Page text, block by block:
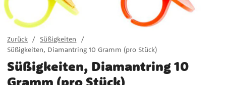
Zurück
Süßigkeiten
Süßigkeiten, Diamantring 10 Gramm (pro Stück)
Süßigkeiten, Diamantring 10